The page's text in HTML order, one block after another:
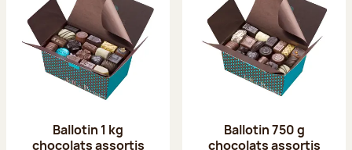
Ballotin 1 kg
chocolats assortis
Ballotin 750 g
chocolats assortis